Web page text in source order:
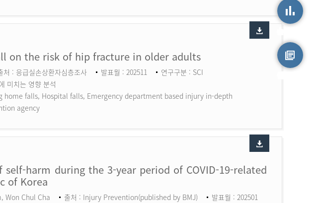
on the risk of hip fracture in older adults
처 : 응급실손상환자심층조사 발표월 : 202511
연구구분 : SCI
미치는 영향 분석
home falls, Hospital falls, Emergency department based injury in-depth
agency
harm during the 3-year period of COVID-19-related
of Korea
Won Chul Cha 출처 : Injury Prevention(published by BMJ)
발표월 : 202501
손상통계